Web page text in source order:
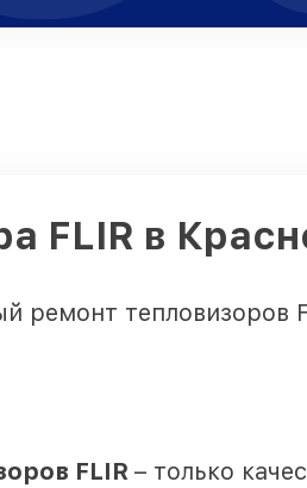
FLIR в
тепловизоров
FLIR – только